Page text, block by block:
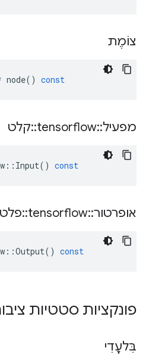
צוֹמֶת
node() const
מפעיל::
tensorflow
::קלט
:: Input() const
אופרטור::
tensorflow
::פלט
::Output() const
פונקציות סטטיות
בִּלעָדִי